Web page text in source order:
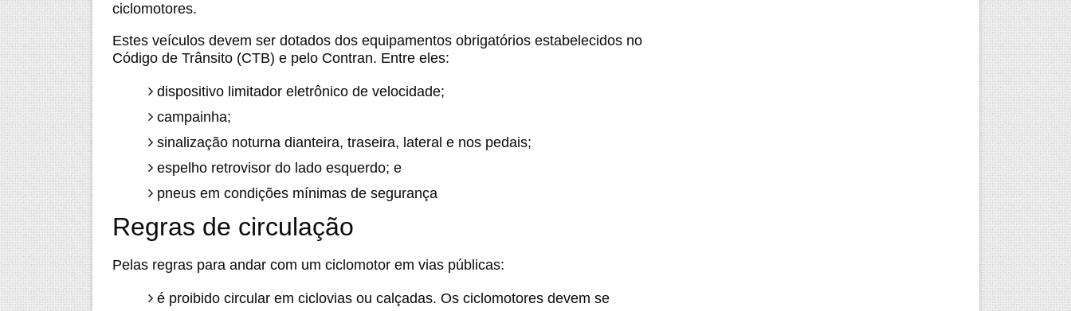
ciclomotores.
Estes veículos devem ser dotados dos equipamentos obrigatórios estabelecidos no
Código de Trânsito (CTB) e pelo Contran. Entre eles:
dispositivo limitador eletrônico de velocidade;
campainha;
sinalização noturna dianteira, traseira, lateral e nos pedais;
espelho retrovisor do lado esquerdo; e
pneus em condições mínimas de segurança
Regras de circulação
Pelas regras para andar com um ciclomotor em vias públicas:
é proibido circular em ciclovias ou calçadas. Os ciclomotores devem se